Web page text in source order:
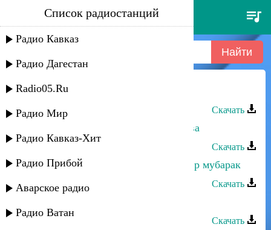
надыр рамазанов - ханум
Список радиостанций
Радио Кавказ
Радио Дагестан
Radio05.Ru
Радио Мир
Радио Кавказ-Хит
Радио Прибой
Аварское радио
Радио Ватан
Надыр Рамазанов - Ханум
Скачать
Надыр Рамазанов - Кисмет хун дава
Скачать
Магомед-Закир Рамазанов - Сумчир мубарак
Скачать
Скачать